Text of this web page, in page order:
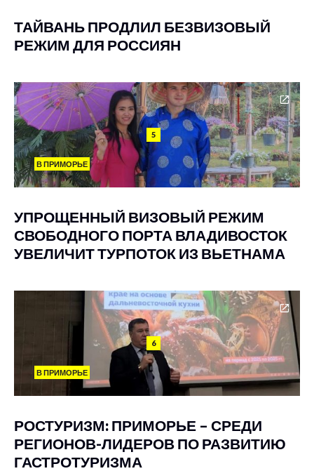
ТАЙВАНЬ ПРОДЛИЛ БЕЗВИЗОВЫЙ
РЕЖИМ ДЛЯ РОССИЯН
5
В ПРИМОРЬЕ
УПРОЩЕННЫЙ ВИЗОВЫЙ РЕЖИМ
СВОБОДНОГО ПОРТА ВЛАДИВОСТОК
УВЕЛИЧИТ ТУРПОТОК ИЗ ВЬЕТНАМА
6
В ПРИМОРЬЕ
РОСТУРИЗМ: ПРИМОРЬЕ – СРЕДИ
РЕГИОНОВ-ЛИДЕРОВ ПО РАЗВИТИЮ
ГАСТРОТУРИЗМА